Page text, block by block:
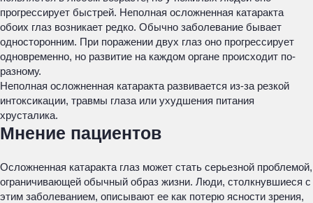
прогрессирует быстрей. Неполная осложненная катаракта
обоих глаз возникает редко. Обычно заболевание бывает
односторонним. При поражении двух глаз оно прогрессирует
одновременно, но развитие на каждом органе происходит по-
разному.
Неполная осложненная катаракта развивается из-за резкой
интоксикации, травмы глаза или ухудшения питания
хрусталика.
Мнение пациентов
Осложненная катаракта глаз может стать серьезной проблемой,
ограничивающей обычный образ жизни. Люди, столкнувшиеся с
этим заболеванием, описывают ее как потерю ясности зрения,